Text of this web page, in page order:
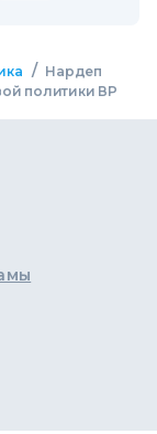
/ Нардеп
политики ВР